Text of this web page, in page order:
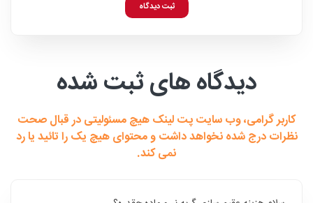
ثبت دیدگاه
دیدگاه های ثبت شده
کاربر گرامی، وب سایت پت لینک هیچ مسئولیتی در قبال صحت
نظرات درج شده نخواهد داشت و محتوای هیچ یک را تائید یا رد
نمی کند.